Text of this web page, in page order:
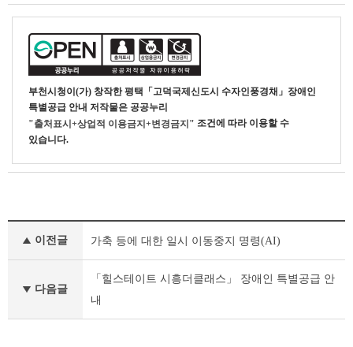
부천시청이(가) 창작한평택「고덕국제신도시 수자인풍경채」장애인
특별공급 안내 저작물은 공공누리
"출처표시+상업적 이용금지+변경금지" 조건에 따라 이용할 수
있습니다.
공
글
이전글 가축 등에 대한 일시 이동중지 명령(AI)
다음글
「힐스테이트 시흥더클래스」 장애인 특별공급 안
내